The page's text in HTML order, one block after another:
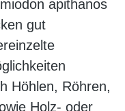
apithanos
gut
Höhlen, Röhren,
Holz- oder